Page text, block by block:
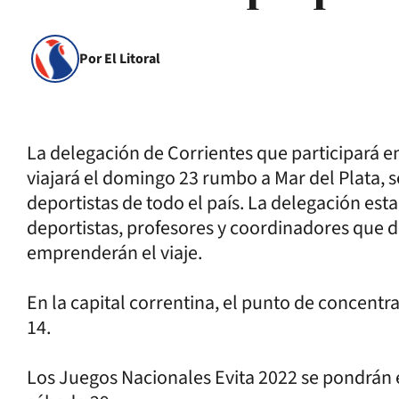
Por El Litoral
La delegación de Corrientes que participará
viajará el domingo 23 rumbo a Mar del Plata,
deportistas de todo el país. La delegación
deportistas, profesores y coordinadores que
emprenderán el viaje.
En la capital correntina, el punto de
14.
Los Juegos Nacionales Evita 2022 se